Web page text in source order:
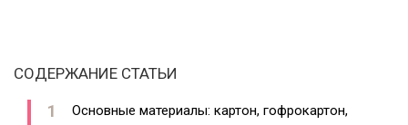
СОДЕРЖАНИЕ СТАТЬИ
Основные материалы: картон, гофрокартон,